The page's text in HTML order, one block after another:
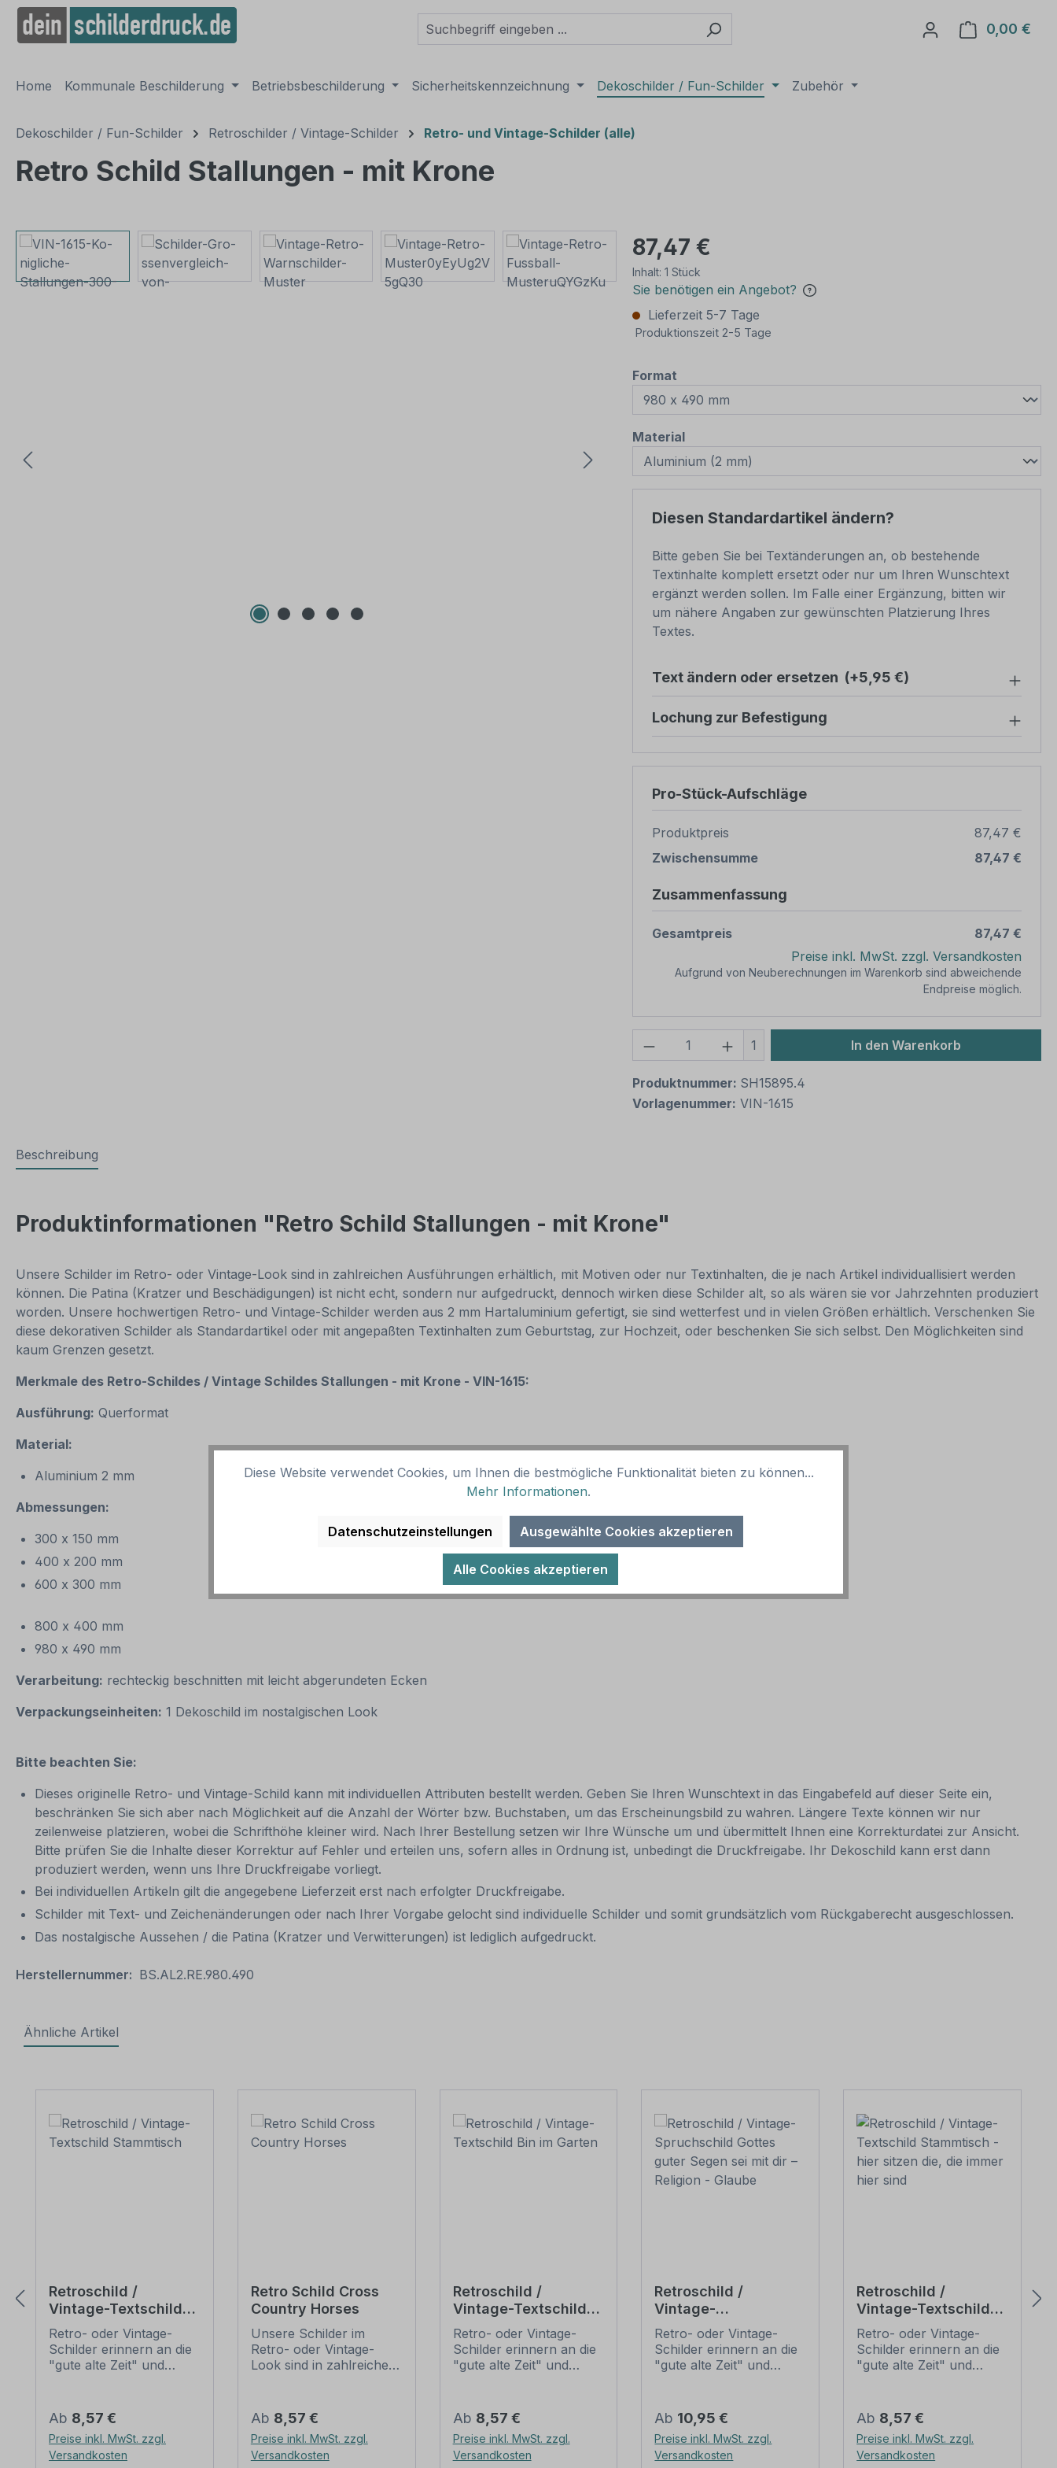
Zur Hauptnavigation springen
0,00 €
Home Kommunale Beschilderung Betriebsbeschilderung Sicherheitskennzeichnung Dekoschilder / Fun-Schilder Zubehör
Dekoschilder / Fun-Schilder Retroschilder / Vintage-Schilder Retro- und Vintage-Schilder (alle)
Retro Schild Stallungen - mit Krone
Bildergalerie überspringen 87,47 €
Inhalt: 1 Stück
Sie benötigen ein Angebot?
Lieferzeit 5-7 Tage
Produktionszeit 2-5 Tage
Format
Materialauswählen
Diesen Standardartikel ändern?
Bitte geben Sie bei Textänderungen an, ob bestehende
Textinhalte komplett ersetzt oder nur um Ihren Wunschtext
ergänzt werden sollen. Im Falle einer Ergänzung, bitten wir
um nähere Angaben zur gewünschten Platzierung Ihres
Textes.
Text ändern oder ersetzen (+5,95 €)
Lochung zur Befestigung
Pro-Stück-Aufschläge
Produktpreis
87,47 €
Zwischensumme
87,47 €
Zusammenfassung
Gesamtpreis
87,47 €
Preise inkl. MwSt. zzgl. Versandkosten
Aufgrund von Neuberechnungen im Warenkorb sind abweichende
Endpreise möglich.
Produkt Anzahl: Gib den gewünschten Wert
1 In den Warenkorb
Produktnummer: SH15895.4
Vorlagenummer: VIN-1615
Beschreibung
Produktinformationen "Retro Schild Stallungen - mit Krone"
Unsere Schilder im Retro- oder Vintage-Look sind in zahlreichen Ausführungen erhältlich, mit Motiven oder nur Textinhalten, die je nach Artikel individuallisiert werden
können. Die Patina (Kratzer und Beschädigungen) ist nicht echt, sondern nur aufgedruckt, dennoch wirken diese Schilder alt, so als wären sie vor Jahrzehnten produziert
worden. Unsere hochwertigen Retro- und Vintage-Schilder werden aus 2 mm Hartaluminium gefertigt, sie sind wetterfest und in vielen Größen erhältlich. Verschenken Sie
diese dekorativen Schilder als Standardartikel oder mit angepaßten Textinhalten zum Geburtstag, zur Hochzeit, oder beschenken Sie sich selbst. Den Möglichkeiten sind
kaum Grenzen gesetzt.
Merkmale des Retro-Schildes / Vintage Schildes Stallungen - mit Krone - VIN-1615:
Ausführung: Querformat
Material:
Aluminium 2 mm
Abmessungen:
300 x 150 mm
400 x 200 mm
600 x 300 mm
800 x 400 mm
980 x 490 mm
Verarbeitung: rechteckig beschnitten mit leicht abgerundeten Ecken
Verpackungseinheiten: 1 Dekoschild im nostalgischen Look
Bitte beachten Sie:
Dieses originelle Retro- und Vintage-Schild kann mit individuellen Attributen bestellt werden. Geben Sie Ihren Wunschtext in das Eingabefeld auf dieser Seite ein,
beschränken Sie sich aber nach Möglichkeit auf die Anzahl der Wörter bzw. Buchstaben, um das Erscheinungsbild zu wahren. Längere Texte können wir nur
zeilenweise platzieren, wobei die Schrifthöhe kleiner wird. Nach Ihrer Bestellung setzen wir Ihre Wünsche um und übermittelt Ihnen eine Korrekturdatei zur Ansicht.
Bitte prüfen Sie die Inhalte dieser Korrektur auf Fehler und erteilen uns, sofern alles in Ordnung ist, unbedingt die Druckfreigabe. Ihr Dekoschild kann erst dann
produziert werden, wenn uns Ihre Druckfreigabe vorliegt.
Bei individuellen Artikeln gilt die angegebene Lieferzeit erst nach erfolgter Druckfreigabe.
Schilder mit Text- und Zeichenänderungen oder nach Ihrer Vorgabe gelocht sind individuelle Schilder und somit grundsätzlich vom Rückgaberecht ausgeschlossen.
Das nostalgische Aussehen / die Patina (Kratzer und Verwitterungen) ist lediglich aufgedruckt.
Herstellernummer: BS.AL2.RE.980.490
Ähnliche Artikel
Retroschild /
Vintage-Textschild
Stammtisch
Retro- oder Vintage-
Schilder erinnern an die
"gute alte Zeit" und
großer Beliebheit. Sind
diese Schilder im Original
nur schwer und häufig
nur zu horrenden Preise
Regulärer Preis:
Ab 8,57 €
Preise inkl. MwSt. zzgl.
Versandkosten
Retro Schild Cross
Country Horses
Unsere Schilder im
Retro- oder Vintage-
Look sind in zahlreichen
Textinhalten, die je nach
Artikel individuallisiert
werden können. Die
Patina (Kratzer und
Regulärer Preis:
Ab 8,57 €
Preise inkl. MwSt. zzgl.
Versandkosten
Retroschild /
Vintage-Textschild
Bin im Garten
Retro- oder Vintage-
Schilder erinnern an die
"gute alte Zeit" und
großer Beliebheit. Sind
diese Schilder im Original
nur schwer und häufig
nur zu horrenden Preise
Regulärer Preis:
Ab 8,57 €
Preise inkl. MwSt. zzgl.
Versandkosten
Retroschild /
Vintage-
Spruchschild Gottes
guter Segen sei mit
dir – Religion -
Retro- oder Vintage-
Schilder erinnern an die
"gute alte Zeit" und
großer Beliebheit. Sind
diese Schilder im Original
nur schwer und häufig
nur zu horrenden Preise
Regulärer Preis:
Ab 10,95 €
Preise inkl. MwSt. zzgl.
Versandkosten
Retroschild /
Vintage-Textschild
Stammtisch - hier
sitzen die, die immer
hier sind
Retro- oder Vintage-
Schilder erinnern an die
"gute alte Zeit" und
großer Beliebheit. Sind
diese Schilder im Original
nur schwer und häufig
nur zu horrenden Preise
Regulärer Preis:
Ab 8,57 €
Preise inkl. MwSt. zzgl.
Versandkosten
Diese Website verwendet Cookies, um Ihnen die bestmögliche Funktionalität bieten zu können...
Mehr Informationen.
Datenschutzeinstellungen Ausgewählte Cookies akzeptieren
Alle Cookies akzeptieren